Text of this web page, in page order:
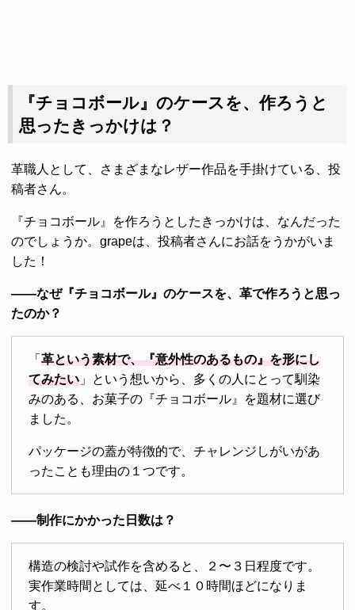
『チョコボール』のケースを、作ろうと
思ったきっかけは？
革職人として、さまざまなレザー作品を手掛けている、投
稿者さん。
『チョコボール』を作ろうとしたきっかけは、なんだった
のでしょうか。grapeは、投稿者さんにお話をうかがいま
した！
――なぜ『チョコボール』のケースを、革で作ろうと思っ
たのか？
「 革という素材で、『意外性のあるもの』を形にし
てみたい」という想いから、多くの人にとって馴染
みのある、お菓子の『チョコボール』を題材に選び
ました。
パッケージの蓋が特徴的で、チャレンジしがいがあ
ったことも理由の１つです。
――制作にかかった日数は？
構造の検討や試作を含めると、２〜３日程度です。
実作業時間としては、延べ１０時間ほどになりま
す。